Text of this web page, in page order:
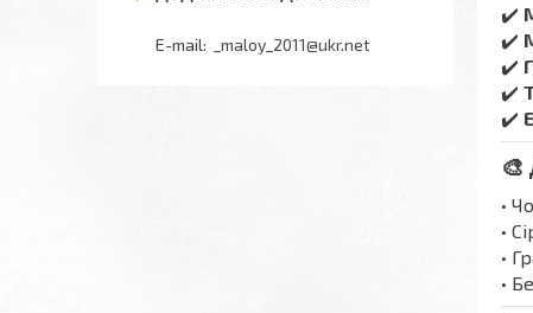
✔️
✔️
✔️
✔️
✔️
🎨
•
•
•
•
_maloy_2011@ukr.net